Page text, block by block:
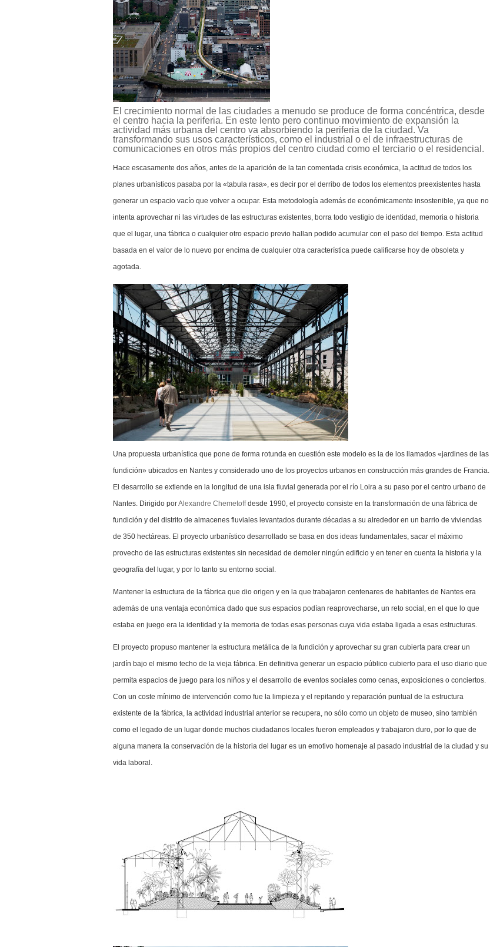
El crecimiento normal de las ciudades a menudo se produce de forma concéntrica, desde
el centro hacia la periferia. En este lento pero continuo movimiento de expansión la
actividad más urbana del centro va absorbiendo la periferia de la ciudad. Va
transformando sus usos característicos, como el industrial o el de infraestructuras de
comunicaciones en otros más propios del centro ciudad como el terciario o el residencial.
Hace escasamente dos años, antes de la aparición de la tan comentada crisis económica, la actitud de todos los
planes urbanísticos pasaba por la «tabula rasa», es decir por el derribo de todos los elementos preexistentes hasta
generar un espacio vacío que volver a ocupar. Esta metodología además de económicamente insostenible, ya que no
intenta aprovechar ni las virtudes de las estructuras existentes, borra todo vestigio de identidad, memoria o historia
que el lugar, una fábrica o cualquier otro espacio previo hallan podido acumular con el paso del tiempo. Esta actitud
basada en el valor de lo nuevo por encima de cualquier otra característica puede calificarse hoy de obsoleta y
agotada.
Una propuesta urbanística que pone de forma rotunda en cuestión este modelo es la de los llamados «jardines de las
fundición» ubicados en Nantes y considerado uno de los proyectos urbanos en construcción más grandes de Francia.
El desarrollo se extiende en la longitud de una isla fluvial generada por el río Loira a su paso por el centro urbano de
Nantes. Dirigido porAlexandre Chemetoffdesde 1990, el proyecto consiste en la transformación de una fábrica de
fundición y del distrito de almacenes fluviales levantados durante décadas a su alrededor en un barrio de viviendas
de 350 hectáreas. El proyecto urbanístico desarrollado se basa en dos ideas fundamentales, sacar el máximo
provecho de las estructuras existentes sin necesidad de demoler ningún edificio y en tener en cuenta la historia y la
geografía del lugar, y por lo tanto su entorno social.
Mantener la estructura de la fábrica que dio origen y en la que trabajaron centenares de habitantes de Nantes era
además de una ventaja económica dado que sus espacios podían reaprovecharse, un reto social, en el que lo que
estaba en juego era la identidad y la memoria de todas esas personas cuya vida estaba ligada a esas estructuras.
El proyecto propuso mantener la estructura metálica de la fundición y aprovechar su gran cubierta para crear un
jardín bajo el mismo techo de la vieja fábrica. En definitiva generar un espacio público cubierto para el uso diario que
permita espacios de juego para los niños y el desarrollo de eventos sociales como cenas, exposiciones o conciertos.
Con un coste mínimo de intervención como fue la limpieza y el repitando y reparación puntual de la estructura
existente de la fábrica, la actividad industrial anterior se recupera, no sólo como un objeto de museo, sino también
como el legado de un lugar donde muchos ciudadanos locales fueron empleados y trabajaron duro, por lo que de
alguna manera la conservación de la historia del lugar es un emotivo homenaje al pasado industrial de la ciudad y su
vida laboral.